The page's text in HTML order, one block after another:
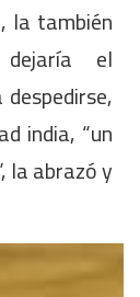
la también
el
india, “un
la abrazó y